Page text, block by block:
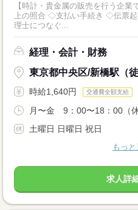
【時計・貴金属の販売を行う企業で経理事務】 ◇
上の照合 ◇支払い手続き ◇伝票
理士につなぐ...
経理・会計・財務
東京都中央区/新橋駅（徒
時給1,640円 交通費全額支給
月〜金 9：00〜18：00（
土曜日 日曜日 祝日
もっと
求人詳